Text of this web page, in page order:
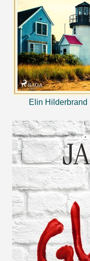
Elin Hilderbrand